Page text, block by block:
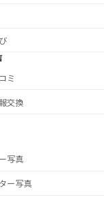
ミ
交換
写真
ー写真